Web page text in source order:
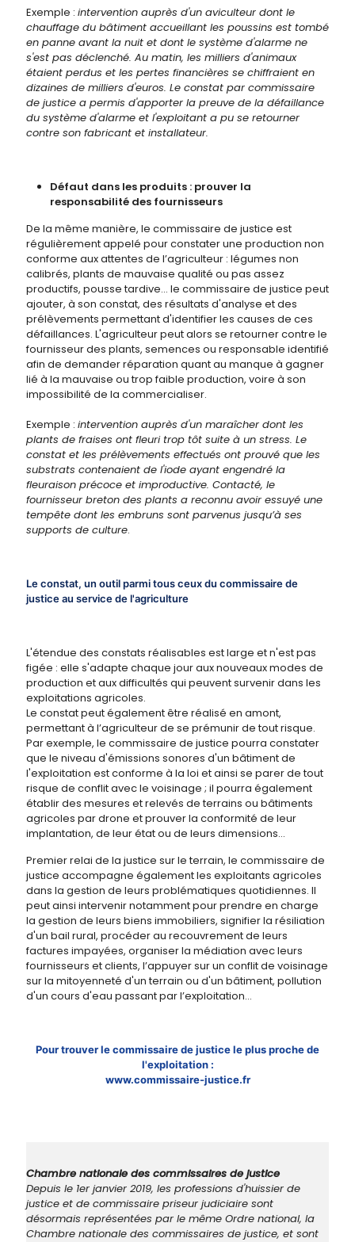
Exemple : intervention auprès d'un aviculteur dont le
chauffage du bâtiment accueillant les poussins est tombé
en panne avant la nuit et dont le système d'alarme ne
s'est pas déclenché. Au matin, les milliers d'animaux
étaient perdus et les pertes financières se chiffraient en
dizaines de milliers d'euros. Le constat par commissaire
de justice a permis d'apporter la preuve de la défaillance
du système d'alarme et l'exploitant a pu se retourner
contre son fabricant et installateur.
Défaut dans les produits : prouver la
responsabilité des fournisseurs
De la même manière, le commissaire de justice est
régulièrement appelé pour constater une production non
conforme aux attentes de l’agriculteur : légumes non
calibrés, plants de mauvaise qualité ou pas assez
productifs, pousse tardive... le commissaire de justice peut
ajouter, à son constat, des résultats d'analyse et des
prélèvements permettant d'identifier les causes de ces
défaillances. L'agriculteur peut alors se retourner contre le
fournisseur des plants, semences ou responsable identifié
afin de demander réparation quant au manque à gagner
lié à la mauvaise ou trop faible production, voire à son
impossibilité de la commercialiser.
Exemple : intervention auprès d'un maraîcher dont les
plants de fraises ont fleuri trop tôt suite à un stress. Le
constat et les prélèvements effectués ont prouvé que les
substrats contenaient de l'iode ayant engendré la
fleuraison précoce et improductive. Contacté, le
fournisseur breton des plants a reconnu avoir essuyé une
tempête dont les embruns sont parvenus jusqu’à ses
supports de culture.
Le constat, un outil parmi tous ceux du commissaire de
justice au service de l'agriculture
L'étendue des constats réalisables est large et n'est pas
figée : elle s'adapte chaque jour aux nouveaux modes de
production et aux difficultés qui peuvent survenir dans les
exploitations agricoles.
Le constat peut également être réalisé en amont,
permettant à l’agriculteur de se prémunir de tout risque.
Par exemple, le commissaire de justice pourra constater
que le niveau d'émissions sonores d'un bâtiment de
l'exploitation est conforme à la loi et ainsi se parer de tout
risque de conflit avec le voisinage ; il pourra également
établir des mesures et relevés de terrains ou bâtiments
agricoles par drone et prouver la conformité de leur
implantation, de leur état ou de leurs dimensions...
Premier relai de la justice sur le terrain, le commissaire de
justice accompagne également les exploitants agricoles
dans la gestion de leurs problématiques quotidiennes. Il
peut ainsi intervenir notamment pour prendre en charge
la gestion de leurs biens immobiliers, signifier la résiliation
d'un bail rural, procéder au recouvrement de leurs
factures impayées, organiser la médiation avec leurs
fournisseurs et clients, l’appuyer sur un conflit de voisinage
sur la mitoyenneté d'un terrain ou d'un bâtiment, pollution
d'un cours d'eau passant par l’exploitation…
Pour trouver le commissaire de justice le plus proche de
l'exploitation :
www.commissaire-justice.fr
Chambre nationale des commissaires de justice
Depuis le 1er janvier 2019, les professions d'huissier de
justice et de commissaire priseur judiciaire sont
désormais représentées par le même Ordre national, la
Chambre nationale des commissaires de justice, et sont